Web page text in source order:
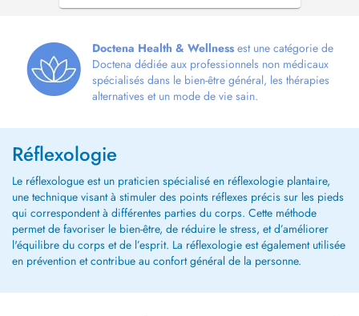
d'annulation, tout rdv non annulé sera facturé.
...
Doctena Health & Wellness est une catégorie de
Doctena dédiée aux professionnels non médicaux
spécialisés dans le bien-être général, les thérapies
alternatives et un mode de vie sain.
Réflexologie
Le réflexologue est un praticien spécialisé en réflexologie plantaire,
une technique visant à stimuler des points réflexes précis sur les pieds
qui correspondent à différentes parties du corps. Cette méthode
permet de favoriser le bien-être, de réduire le stress, et d’améliorer
l'équilibre du corps et de l’esprit. La réflexologie est également utilisée
en prévention et contribue au confort général de la personne.